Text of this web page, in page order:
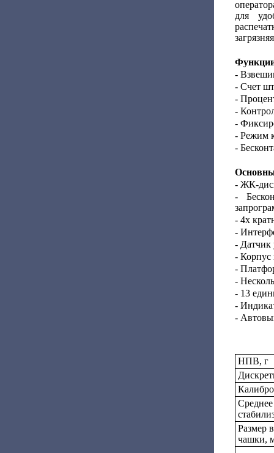
для
-
- Счет
-
-
-
- Режим
-
- ЖК-
-
- 4х
-
- Датчик
- Корпус
-
-
- 13
-
-
НПВ, г
Размер
чашки,